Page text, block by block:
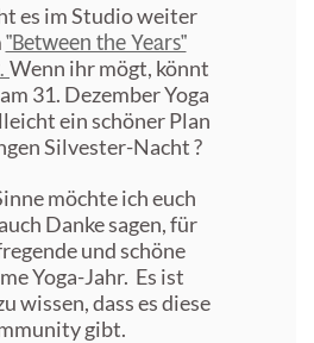
es im Studio weiter
"Between the Years"
Wenn ihr mögt, könnt
31. Dezember Yoga
ein schöner Plan
Silvester-Nacht?
möchte ich euch
Danke sagen, für
und schöne
Yoga-Jahr. Es ist
wissen, dass es diese
gibt.